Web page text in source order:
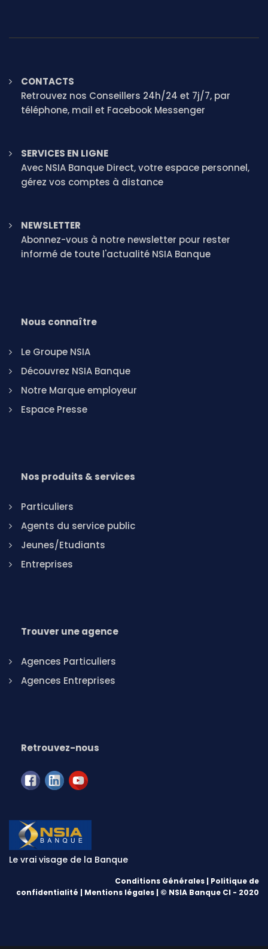
CONTACTS
Retrouvez nos Conseillers 24h/24 et 7j/7, par
téléphone, mail et Facebook Messenger
SERVICES EN LIGNE
Avec NSIA Banque Direct, votre espace personnel,
gérez vos comptes à distance
NEWSLETTER
Abonnez-vous à notre newsletter pour rester
informé de toute l'actualité NSIA Banque
Nous connaître
Le Groupe NSIA
Découvrez NSIA Banque
Notre Marque employeur
Espace Presse
Nos produits & services
Particuliers
Agents du service public
Jeunes/Etudiants
Entreprises
Trouver une agence
Agences Particuliers
Agences Entreprises
Retrouvez-nous
Le vrai visage de la Banque
Conditions Générales | Politique de
confidentialité | Mentions légales | © NSIA Banque CI - 2020